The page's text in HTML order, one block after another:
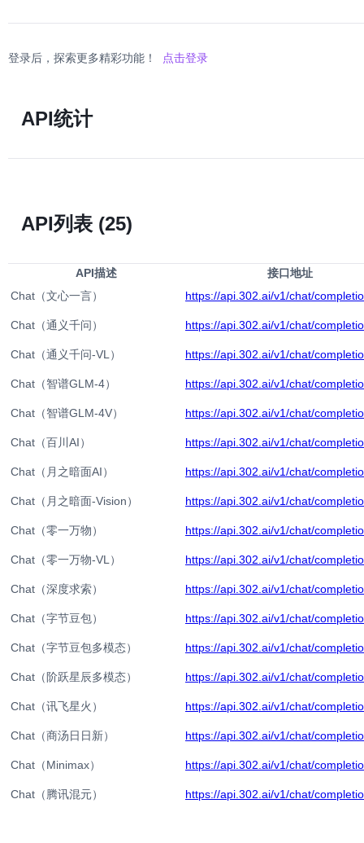
登录后，探索更多精彩功能！ 点击登录
API统计
API列表 (25)
API描述
接口地址
Chat（文心一言）
https://api.302.ai/v1/chat/
Chat（通义千问） https://api.302.ai/v1/chat/
Chat（通义千问-VL） https://api.302.ai/v1/chat/
Chat（智谱GLM-4） https://api.302.ai/v1/chat/
Chat（智谱GLM-4V） https://api.302.ai/v1/chat/
Chat（百川AI） https://api.302.ai/v1/chat/
Chat（月之暗面AI） https://api.302.ai/v1/chat/
Chat（月之暗面-Vision） https://api.302.ai/v1/chat/
Chat（零一万物） https://api.302.ai/v1/chat/
Chat（零一万物-VL） https://api.302.ai/v1/chat/
Chat（深度求索） https://api.302.ai/v1/chat/
Chat（字节豆包） https://api.302.ai/v1/chat/
Chat（字节豆包多模态） https://api.302.ai/v1/chat/
Chat（阶跃星辰多模态） https://api.302.ai/v1/chat/
Chat（讯飞星火） https://api.302.ai/v1/chat/
Chat（商汤日日新） https://api.302.ai/v1/chat/
Chat（Minimax） https://api.302.ai/v1/chat/
Chat（腾讯混元） https://api.302.ai/v1/chat/